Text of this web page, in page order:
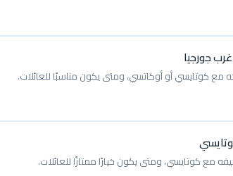
جورجيا
مع كوتايسي أو أوكاتسي، ومتى يكون مناسبًا للعائلات.
مع كوتايسي، ومتى يكون خيارًا ممتازًا للعائلات.